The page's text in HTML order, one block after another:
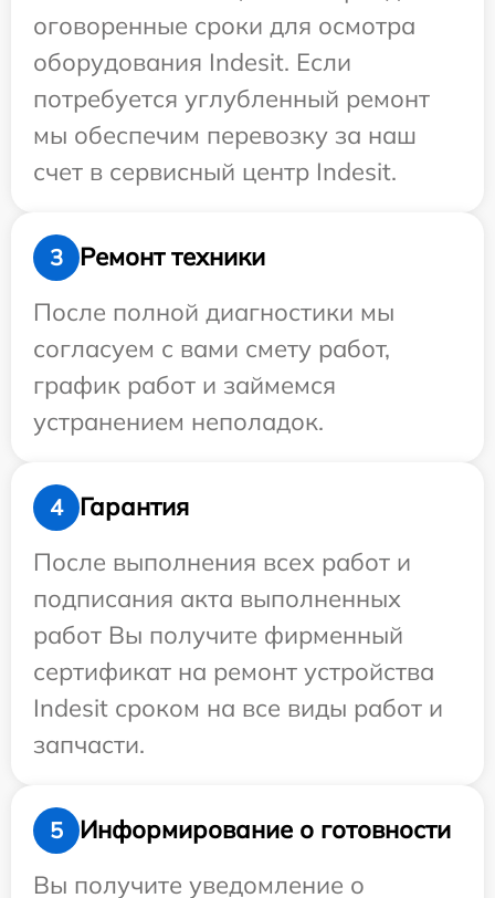
оговоренные сроки для осмотра
оборудования Indesit. Если
потребуется углубленный ремонт
мы обеспечим перевозку за наш
счет в сервисный центр Indesit.
3
Ремонт техники
После полной диагностики мы
согласуем с вами смету работ,
график работ и займемся
устранением неполадок.
4
Гарантия
После выполнения всех работ и
подписания акта выполненных
работ Вы получите фирменный
сертификат на ремонт устройства
Indesit сроком на все виды работ и
запчасти.
5
Информирование о готовности
Вы получите уведомление о